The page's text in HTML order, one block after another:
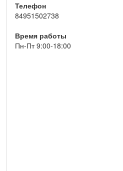
Телефон
84951502738
Время работы
Пн-Пт 9:00-18:00